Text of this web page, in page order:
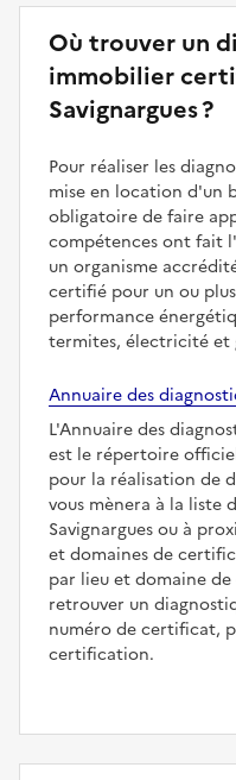
Où trouver un
immobilier
Savignargues ?
Pour réaliser les
mise en location d'un
obligatoire de faire
compétences ont fait
un organisme
certifié pour un ou
performance
termites, électricité et
Annuaire des
L'Annuaire des
est le répertoire
pour la réalisation de
vous mènera à la liste
Savignargues ou à
et domaines de
par lieu et domaine
retrouver un
numéro de certificat,
certification.